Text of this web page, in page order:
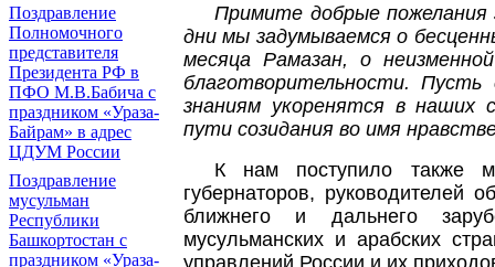
Поздравление
Полномочного
представителя
Президента РФ в
ПФО М.В.Бабича с
праздником «Ураза-
Байрам» в адрес
ЦДУМ России
Поздравление
мусульман
Республики
Башкортостан с
праздником «Ураза-
Примите добрые пожелания
дни мы задумываемся о
месяца Рамазан, о
благотворительности.
знаниям укоренятся в наших
пути созидания во имя
К нам поступило также
губернаторов, руководителей
ближнего и дальнего
мусульманских и арабских
управлений России и их